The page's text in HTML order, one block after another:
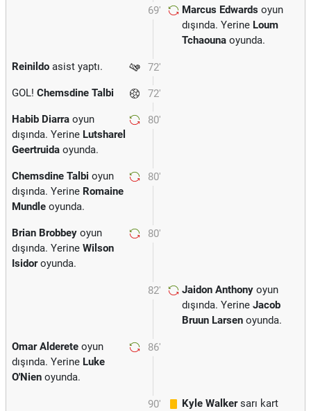
69' Marcus Edwards oyun
dışında. Yerine Loum
Tchaouna oyunda.
72'
Reinildo asist yaptı.
72'
GOL! Chemsdine Talbi
80'
Habib Diarra oyun
dışında. Yerine Lutsharel
Geertruida oyunda.
80'
Chemsdine Talbi oyun
dışında. Yerine Romaine
Mundle oyunda.
80'
Brian Brobbey oyun
dışında. Yerine Wilson
Isidoroyunda.
82' Jaidon Anthony oyun
dışında. Yerine Jacob
Bruun Larsen oyunda.
86'
Omar Alderete oyun
dışında. Yerine Luke
O'Nien oyunda.
90' Kyle Walkersarı kart